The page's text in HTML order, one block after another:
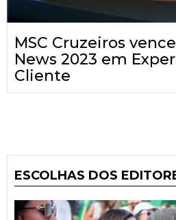
MSC Cruzeiros
News 2023 em
Cliente
ESCOLHAS DOS